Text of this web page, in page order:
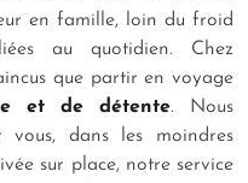
en famille, loin du froid
au quotidien. Chez
que partir en voyage
et de détente. Nous
vous, dans les moindres
sur place, notre service